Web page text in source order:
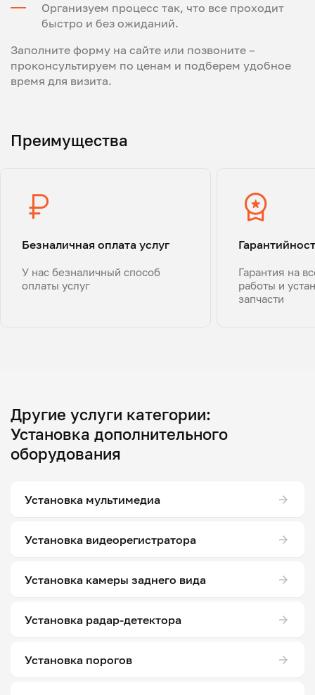
Организуем процесс так, что все проходит
быстро и без ожиданий.
Заполните форму на сайте или позвоните –
проконсультируем по ценам и подберем удобное
время для визита.
Преимущества
Безналичная оплата услуг
У нас безналичный способ
оплаты услуг
Гарантия на
работы и
запчасти
Другие услуги категории:
Установка дополнительного
оборудования
Установка мультимедиа
Установка видеорегистратора
Установка камеры заднего вида
Установка радар-детектора
Установка порогов